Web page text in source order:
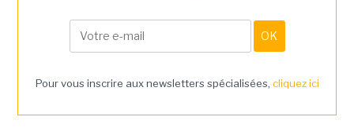
Pour vous inscrire aux newsletters spécialisées, cliquez ici